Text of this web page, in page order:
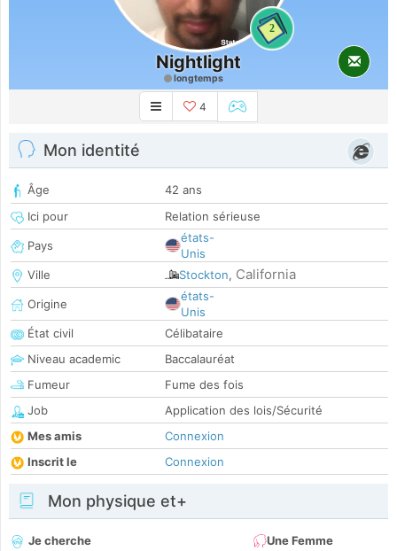
2
Nightlight
longtemps
4
Mon identité
Âge
42 ans
Ici pour
Relation sérieuse
Pays
états-
Unis
Ville
Stockton, California
Origine
états-
Unis
État civil
Célibataire
Niveau academic
Baccalauréat
Fumeur
Fume des fois
Job
Application des lois/Sécurité
Mes amis
Connexion
Inscrit le
Connexion
Mon physique et+
Je cherche
Une Femme